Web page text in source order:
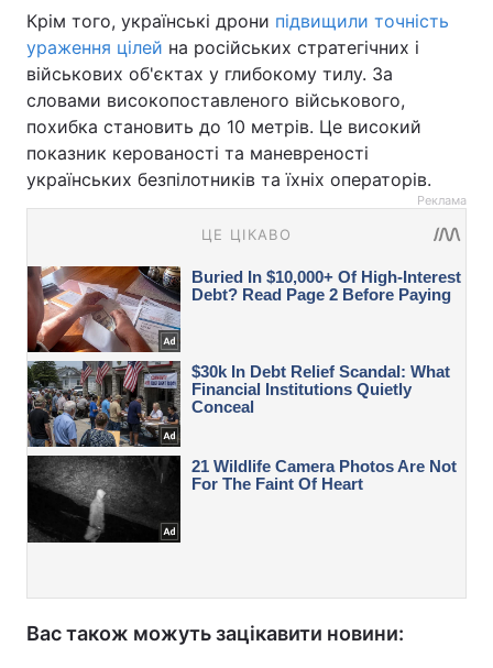
Крім того, українські дрони підвищили точність
ураження цілей на російських стратегічних і
військових об'єктах у глибокому тилу. За
словами високопоставленого військового,
похибка становить до 10 метрів. Це високий
показник керованості та маневреності
українських безпілотників та їхніх операторів.
Реклама
Вас також можуть зацікавити новини: